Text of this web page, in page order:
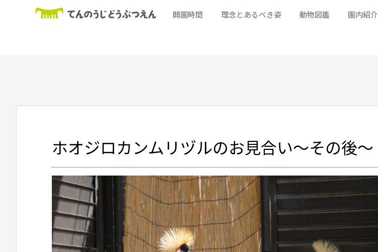
開園時間 理念とあるべき姿 動物図鑑 園内紹介
ホオジロカンムリヅルのお見合い～その後～